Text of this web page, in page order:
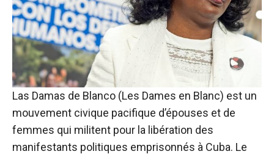
Las Damas de Blanco (Les Dames en Blanc) est un
mouvement civique pacifique d’épouses et de
femmes qui militent pour la libération des
manifestants politiques emprisonnés à Cuba. Le